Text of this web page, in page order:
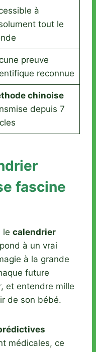
à
tout le
preuve
reconnue
chinoise
depuis 7
fascine
le calendrier
à un vrai
à la grande
future
et entendre mille
de son bébé.
médicales, ce